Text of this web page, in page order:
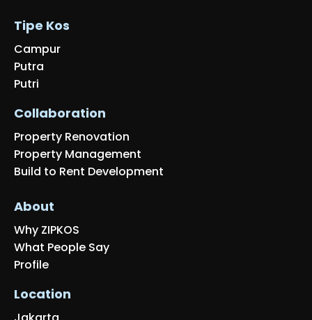
Tipe Kos
Campur
Putra
Putri
Collaboration
Property Renovation
Property Management
Build to Rent Development
About
Why ZIPKOS
What People Say
Profile
Location